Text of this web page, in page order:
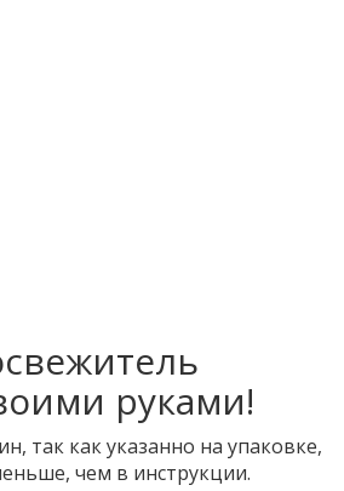
руками!
так как указанно на упаковке,
чем в инструкции.